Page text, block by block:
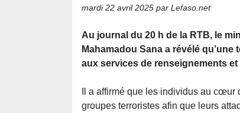
mardi 22 avril 2025 par Lefaso.net
Au journal du 20 h de la RTB, le
Mahamadou Sana a révélé
aux services de renseignements
Il a affirmé que les individus au
groupes terroristes afin que leurs